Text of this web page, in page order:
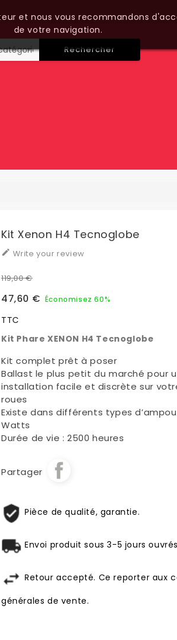
Rechercher
et nous vous recommandons
de votre navigation.
Kit Xenon H4 Tecnoglobe
 Write your review
119,00 €
47,60 € Économisez 60%
TTC
Kit Phare XENON H4 Tecnoglobe
Kit complet prêt à poser
Ballast le plus petit du marché pour
installation facile et discrète sur
roues
Existe dans différents types
Watts
Durée de vie : 2500 heures
Partager
Pièce de qualité, garantie.
Envoi produit sous 3-5 jours ouvrés
Retour accepté. Ce reporter aux
générales de vente.